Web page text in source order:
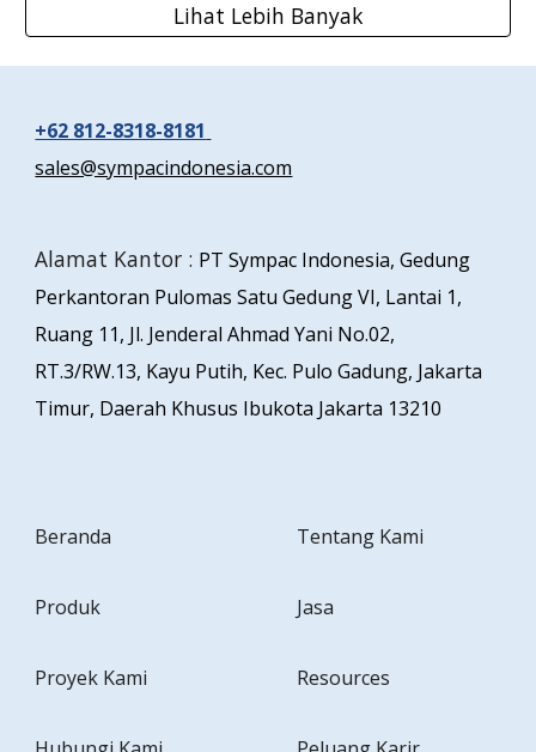
Lihat Lebih Banyak
+62 812-8318-8181
sales@sympacindonesia.com
Alamat Kantor : PT Sympac Indonesia, Gedung
Perkantoran Pulomas Satu Gedung VI, Lantai 1,
Ruang 11, Jl. Jenderal Ahmad Yani No.02,
RT.3/RW.13, Kayu Putih, Kec. Pulo Gadung, Jakarta
Timur, Daerah Khusus Ibukota Jakarta 13210
Beranda
Produk
Proyek Kami
Tentang Kami
Jasa
Resources